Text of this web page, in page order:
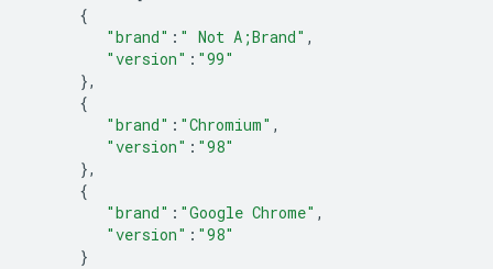
{
"brand" : " Not A;Brand" ,
"version" : "99"
},
{
"brand" : "Chromium" ,
"version" : "98"
},
{
"brand" : "Google Chrome" ,
"version" : "98"
}